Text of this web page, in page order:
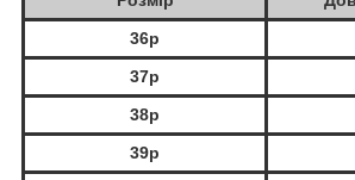
36р
37р
38р
39р